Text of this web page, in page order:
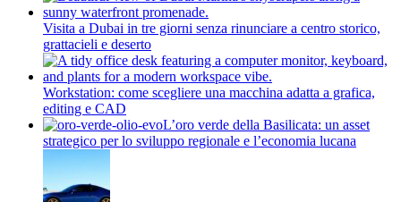
Visita a Dubai in tre giorni senza rinunciare a centro storico,
grattacieli e deserto
Workstation: come scegliere una macchina adatta a grafica,
editing e CAD
L’oro verde della Basilicata: un asset
strategico per lo sviluppo regionale e l’economia lucana